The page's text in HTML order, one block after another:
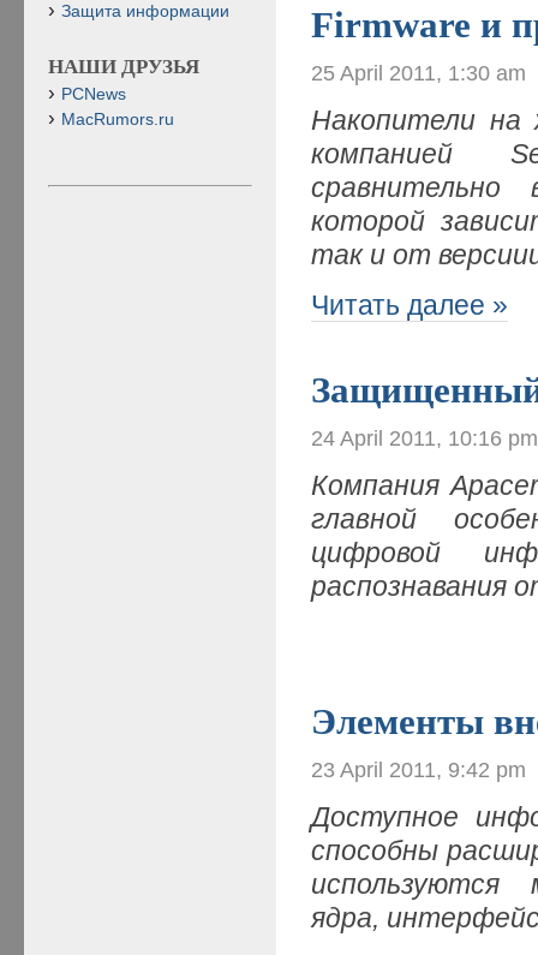
Firmware и
25 April 2011, 1:30 am
Накопители на
компанией
сравнительно
которой
так и от
Читать далее »
24 April 2011, 10:16 pm
Компания
главной
цифровой
распознавания
Элементы
23 April 2011, 9:42 pm
Доступное
способны
используются
ядра,
Защита информации
НАШИ ДРУЗЬЯ
PCNews
MacRumors.ru